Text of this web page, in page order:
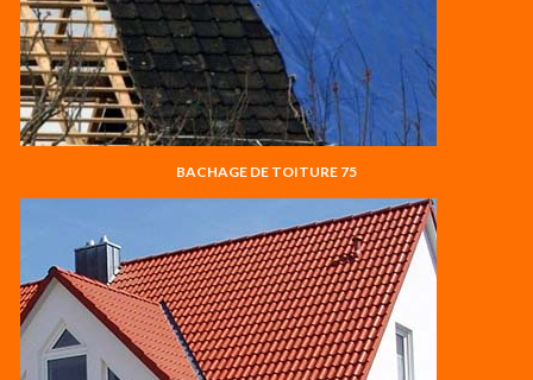
BACHAGE DE TOITURE 75